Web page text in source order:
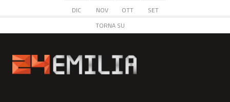
DIC NOV OTT
SET
TORNA SU